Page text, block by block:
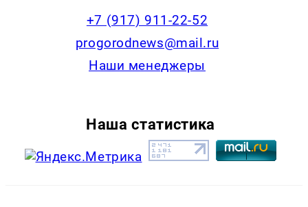
+7 (917) 911-22-52
progorodnews@mail.ru
Наши менеджеры
Наша статистика